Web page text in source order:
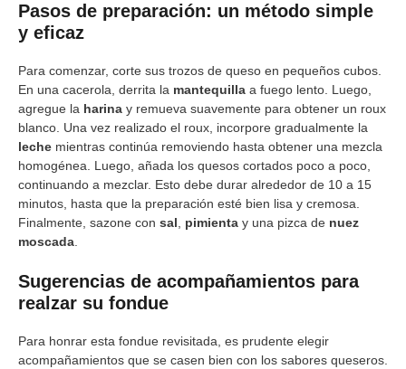
Pasos de preparación: un método simple
y eficaz
Para comenzar, corte sus trozos de queso en pequeños cubos.
En una cacerola, derrita la mantequilla a fuego lento. Luego,
agregue la harina y remueva suavemente para obtener un roux
blanco. Una vez realizado el roux, incorpore gradualmente la
leche mientras continúa removiendo hasta obtener una mezcla
homogénea. Luego, añada los quesos cortados poco a poco,
continuando a mezclar. Esto debe durar alrededor de 10 a 15
minutos, hasta que la preparación esté bien lisa y cremosa.
Finalmente, sazone con sal, pimienta y una pizca de nuez
moscada.
Sugerencias de acompañamientos para
realzar su fondue
Para honrar esta fondue revisitada, es prudente elegir
acompañamientos que se casen bien con los sabores queseros.